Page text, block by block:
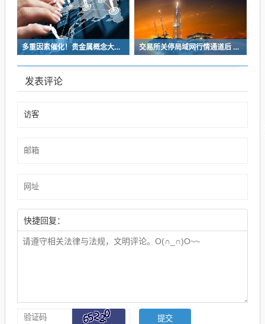
多重因素催化！贵金属概念大涨 高盛重申坚定看多 交易所关停局域网行情通道后 市场最关注这六个变化带来的影响
发表评论
快捷回复：